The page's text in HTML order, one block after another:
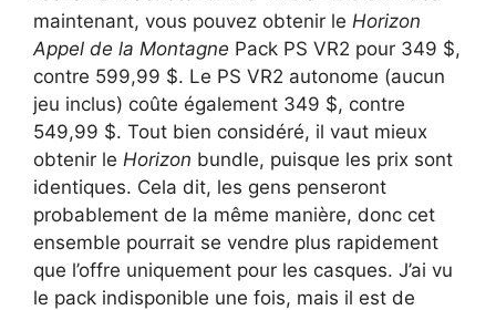
maintenant, vous pouvez obtenir le Horizon
Appel de la Montagne Pack PS VR2 pour 349 $,
contre 599,99 $. Le PS VR2 autonome (aucun
jeu inclus) coûte également 349 $, contre
549,99 $. Tout bien considéré, il vaut mieux
obtenir le Horizon bundle, puisque les prix sont
identiques. Cela dit, les gens penseront
probablement de la même manière, donc cet
ensemble pourrait se vendre plus rapidement
que l’offre uniquement pour les casques. J’ai vu
le pack indisponible une fois, mais il est de